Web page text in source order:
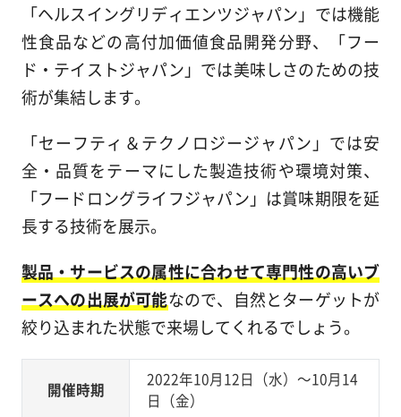
「ヘルスイングリディエンツジャパン」では機能
性食品などの高付加価値食品開発分野、「フー
ド・テイストジャパン」では美味しさのための技
術が集結します。
「セーフティ＆テクノロジージャパン」では安
全・品質をテーマにした製造技術や環境対策、
「フードロングライフジャパン」は賞味期限を延
長する技術を展示。
製品・サービスの属性に合わせて専門性の高いブ
ースへの出展が可能なので、自然とターゲットが
絞り込まれた状態で来場してくれるでしょう。
開催時期
2022年10月12日（水）～10月14
日（金）